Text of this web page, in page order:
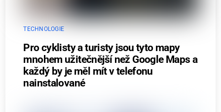
TECHNOLOGIE
Pro cyklisty a turisty jsou tyto mapy
mnohem užitečnější než Google Maps a
každý by je měl mít v telefonu
nainstalované